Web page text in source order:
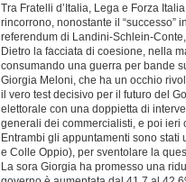
Tra Fratelli d’Italia, Lega e Forza
rincorrono, nonostante il “successo”
referendum di Landini-Schlein-
Dietro la facciata di coesione, nella
consumando una guerra per bande
Giorgia Meloni, che ha un occhio
il vero test decisivo per il futuro del
elettorale con una doppietta di
generali dei commercialisti, e poi ieri
Entrambi gli appuntamenti sono stati
e Colle Oppio), per sventolare la
La sora Giorgia ha promesso una